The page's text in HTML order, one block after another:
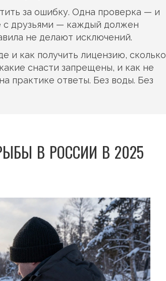
за ошибку. Одна проверка — и
с друзьями — каждый должен
не делают исключений.
и как получить лицензию, сколько
снасти запрещены, и как не
практике ответы. Без воды. Без
В РОССИИ В 2025